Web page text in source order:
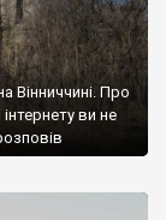
Вінниччині. Про
ви не
не лише